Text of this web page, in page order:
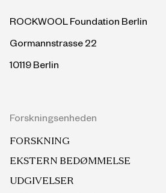
ROCKWOOL Foundation Berlin
Gormannstrasse 22
10119 Berlin
Forskningsenheden
FORSKNING
EKSTERN BEDØMMELSE
UDGIVELSER